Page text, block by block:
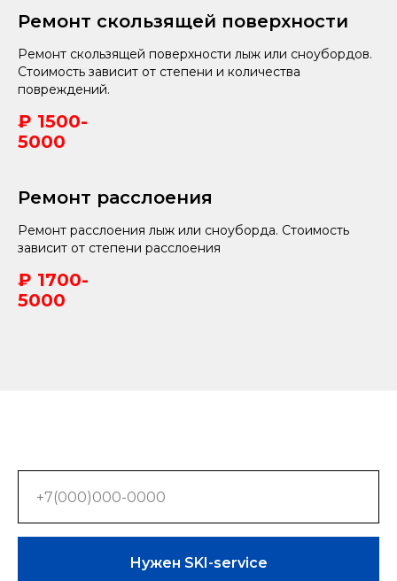
Ремонт скользящей поверхности
Ремонт скользящей поверхности лыж или сноубордов.
Стоимость зависит от степени и количества
повреждений.
₽ 1500-
5000
Ремонт расслоения
Ремонт расслоения лыж или сноуборда. Стоимость
зависит от степени расслоения
₽ 1700-
5000
Нужен SKI-service